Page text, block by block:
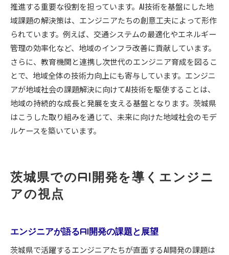
推進する重要な役割を担っています。AI技術を基盤にした地
域課題の解決策は、エンジニアたちの創意工夫によって形作
られています。例えば、交通システムの最適化やエネルギー
管理の効率化など、地域のインフラ改善に貢献しています。
さらに、教育機関と連携し次世代のエンジニア育成を図るこ
とで、地域全体の技術力向上にも寄与しています。エンジニ
アが地域社会の課題解決に向けてAI技術を駆使することは、
地域の持続的な成長と発展を支える基盤となります。茨城県
はこうした取り組みを通じて、未来に向けた地域社会のモデ
ルケースを築いています。
茨城県でのAI開発を導くエンジニ
アの視点
エンジニアが語るAI開発の課題と展望
茨城県で活躍するエンジニアたちが直面するAI開発の課題は